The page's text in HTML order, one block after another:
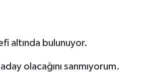
altında bulunuyor.
olacağını sanmıyorum.